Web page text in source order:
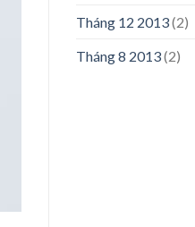
Tháng 12 2013(2)
Tháng 8 2013(2)